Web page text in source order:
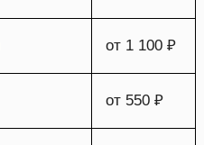
от 1 100 ₽
от 550 ₽